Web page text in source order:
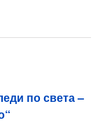
по света –